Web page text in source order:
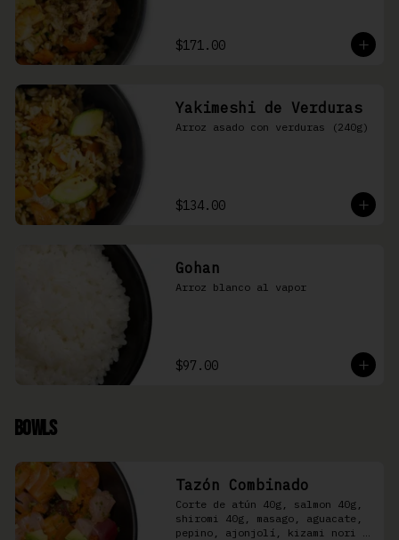
$171.00
Yakimeshi de Verduras
Arroz asado con verduras (240g)
$134.00
Gohan
Arroz blanco al vapor
$97.00
Bowls
Tazón Combinado
Corte de atún 40g, salmon 40g,
shiromi 40g, masago, aguacate,
pepino, ajonjolí, kizami nori y